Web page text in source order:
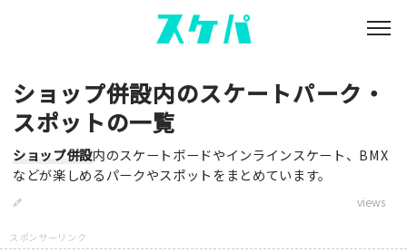
ショップ併設内のスケートパーク・
スポットの一覧
ショップ併設内のスケートボードやインラインスケート、BMX
などが楽しめるパークやスポットをまとめています。
views